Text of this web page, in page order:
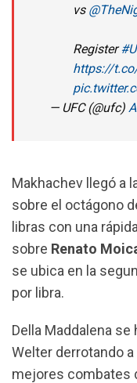
vs
Register
https://
— UFC (@ufc)
Makhachev llegó a
sobre el octágono
libras con una
sobre Renato
se ubica en la
por libra.
Della Maddalena
Welter derrotando a
mejores combates